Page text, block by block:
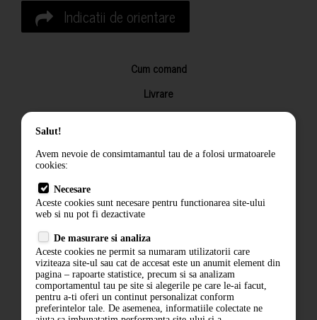
Indicatii de orientare
Cum comand
Livrare
Returnarea produselor
Termeni si conditii
Politica de confidentialitate
ANPC
Salut!
Avem nevoie de consimtamantul tau de a folosi urmatoarele
cookies:
Necesare
Aceste cookies sunt necesare pentru functionarea site-ului
web si nu pot fi dezactivate
De masurare si analiza
Aceste cookies ne permit sa numaram utilizatorii care
viziteaza site-ul sau cat de accesat este un anumit element din
pagina – rapoarte statistice, precum si sa analizam
comportamentul tau pe site si alegerile pe care le-ai facut,
pentru a-ti oferi un continut personalizat conform
preferintelor tale. De asemenea, informatiile colectate ne